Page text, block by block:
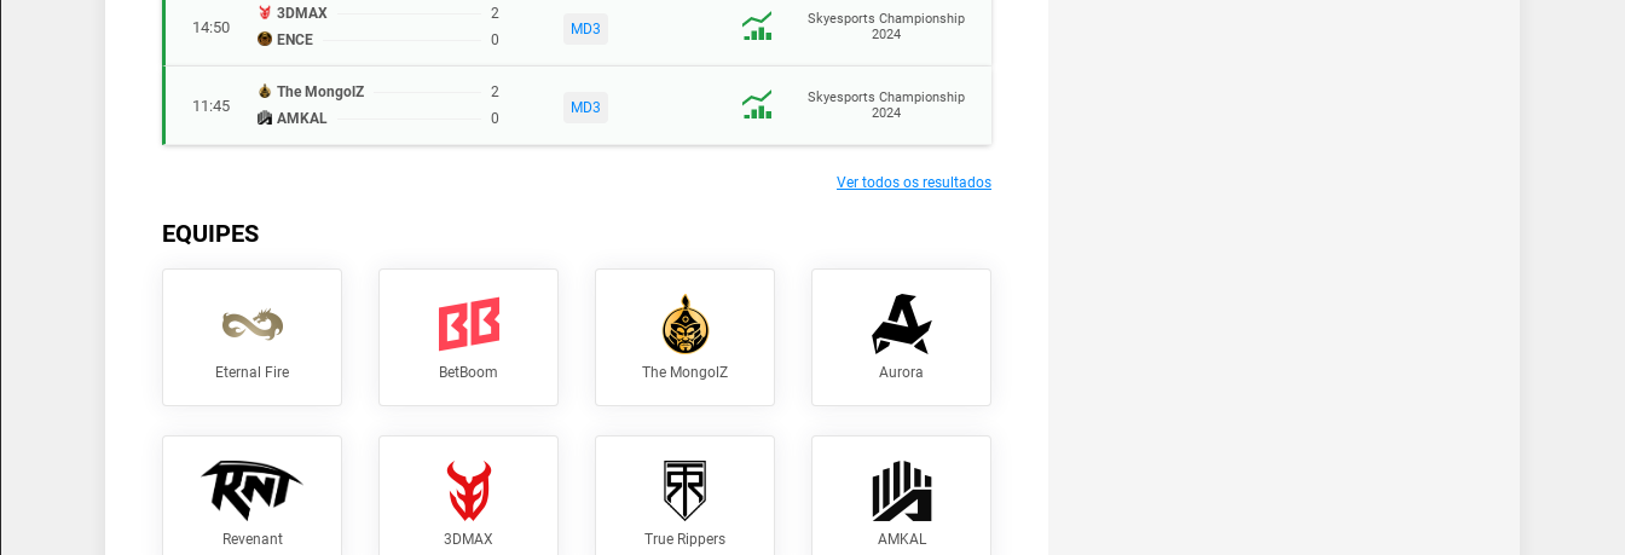
14:50
3DMAX
2
ENCE
0
MD3
Skyesports Championship
2024
11:45
The MongolZ
2
AMKAL
0
MD3
Skyesports Championship
2024
Ver todos os resultados
EQUIPES
Eternal Fire BetBoom The MongolZ Aurora
Revenant 3DMAX True Rippers AMKAL